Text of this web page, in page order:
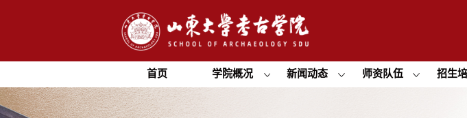
首页 学院概况 新闻动态 师资队伍 招生